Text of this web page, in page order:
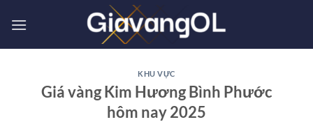
qua
KHU VỰC
Giá vàng Kim Hương Bình Phước
hôm nay 2025